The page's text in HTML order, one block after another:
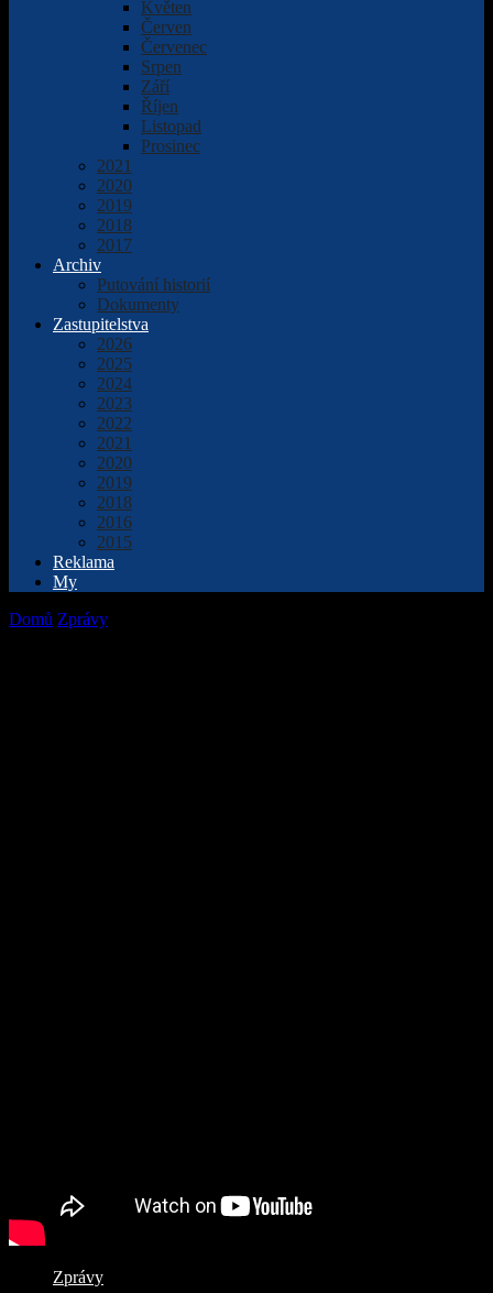
Květen
Červen
Červenec
Srpen
Září
Říjen
Listopad
Prosinec
2021
2020
2019
2018
2017
Archiv
Putování historií
Dokumenty
Zastupitelstva
2026
2025
2024
2023
2022
2021
2020
2019
2018
2016
2015
Reklama
My
Domů Zprávy
Zprávy